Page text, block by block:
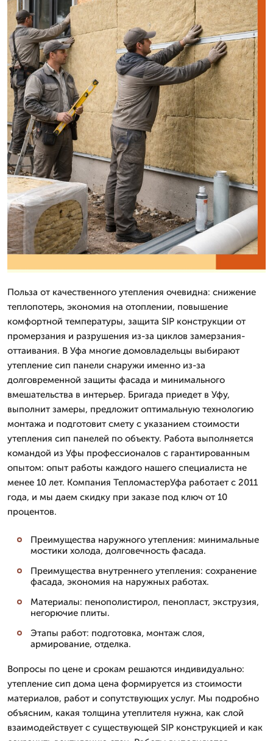
Польза от качественного утепления очевидна: снижение
теплопотерь, экономия на отоплении, повышение
комфортной температуры, защита SIP конструкции от
промерзания и разрушения из-за циклов замерзания-
оттаивания. В Уфа многие домовладельцы выбирают
утепление сип панели снаружи именно из-за
долговременной защиты фасада и минимального
вмешательства в интерьер. Бригада приедет в Уфу,
выполнит замеры, предложит оптимальную технологию
монтажа и подготовит смету с указанием стоимости
утепления сип панелей по объекту. Работа выполняется
командой из Уфы профессионалов с гарантированным
опытом: опыт работы каждого нашего специалиста не
менее 10 лет. Компания ТепломастерУфа работает с 2011
года, и мы даем скидку при заказе под ключ от 10
процентов.
Преимущества наружного утепления: минимальные
мостики холода, долговечность фасада.
Преимущества внутреннего утепления: сохранение
фасада, экономия на наружных работах.
Материалы: пенополистирол, пенопласт, экструзия,
негорючие плиты.
Этапы работ: подготовка, монтаж слоя,
армирование, отделка.
Вопросы по цене и срокам решаются индивидуально:
утепление сип дома цена формируется из стоимости
материалов, работ и сопутствующих услуг. Мы подробно
объясним, какая толщина утеплителя нужна, как слой
взаимодействует с существующей SIP конструкцией и как